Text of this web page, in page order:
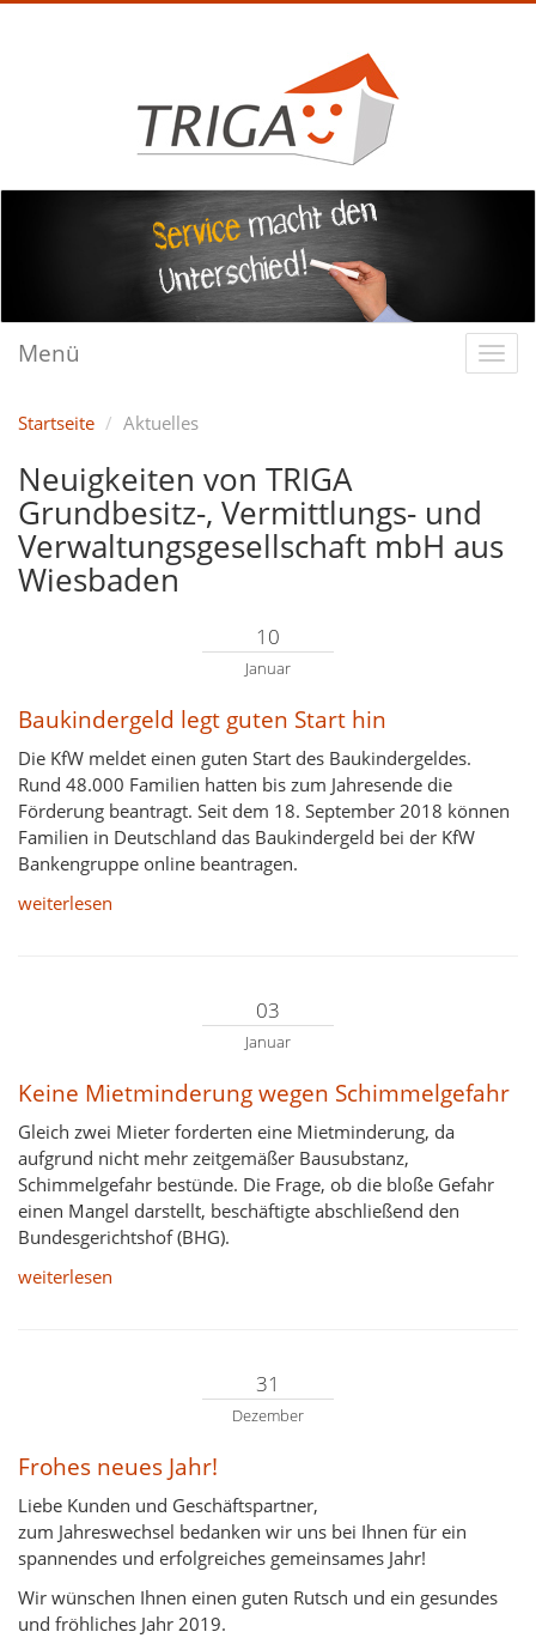
Menü
Startseite Aktuelles
Neuigkeiten von TRIGA
Grundbesitz-, Vermittlungs- und
Verwaltungsgesellschaft mbH aus
Wiesbaden
10
Januar
Baukindergeld legt guten Start hin
Die KfW meldet einen guten Start des Baukindergeldes.
Rund 48.000 Familien hatten bis zum Jahresende die
Förderung beantragt. Seit dem 18. September 2018 können
Familien in Deutschland das Baukindergeld bei der KfW
Bankengruppe online beantragen.
weiterlesen
03
Januar
Keine Mietminderung wegen Schimmelgefahr
Gleich zwei Mieter forderten eine Mietminderung, da
aufgrund nicht mehr zeitgemäßer Bausubstanz,
Schimmelgefahr bestünde. Die Frage, ob die bloße Gefahr
einen Mangel darstellt, beschäftigte abschließend den
Bundesgerichtshof (BHG).
weiterlesen
31
Dezember
Frohes neues Jahr!
Liebe Kunden und Geschäftspartner,
zum Jahreswechsel bedanken wir uns bei Ihnen für ein
spannendes und erfolgreiches gemeinsames Jahr!
Wir wünschen Ihnen einen guten Rutsch und ein gesundes
und fröhliches Jahr 2019.